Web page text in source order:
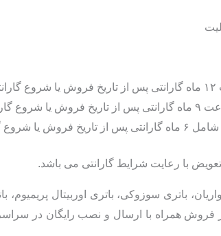
باتری سوزوکی، باتری اوربیتال پریمیوم،